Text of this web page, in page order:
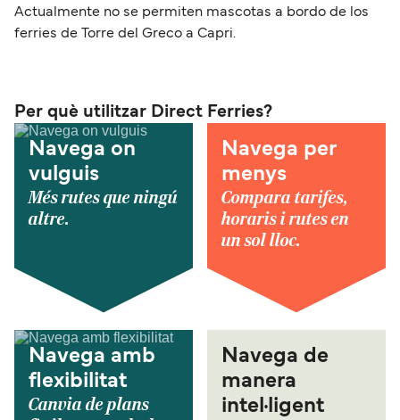
Actualmente no se permiten mascotas a bordo de los
ferries de Torre del Greco a Capri.
Per què utilitzar Direct Ferries?
Navega on
vulguis
Més rutes que ningú
altre.
Navega per
menys
Compara tarifes,
horaris i rutes en
un sol lloc.
Navega amb
flexibilitat
Canvia de plans
Navega de
manera
intel·ligent